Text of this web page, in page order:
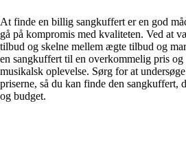
At finde en billig sangkuffert er en god
gå på kompromis med kvaliteten. Ved at
tilbud og skelne mellem ægte tilbud og
en sangkuffert til en overkommelig pris
musikalsk oplevelse. Sørg for at
priserne, så du kan finde den sangkuffert,
og budget.